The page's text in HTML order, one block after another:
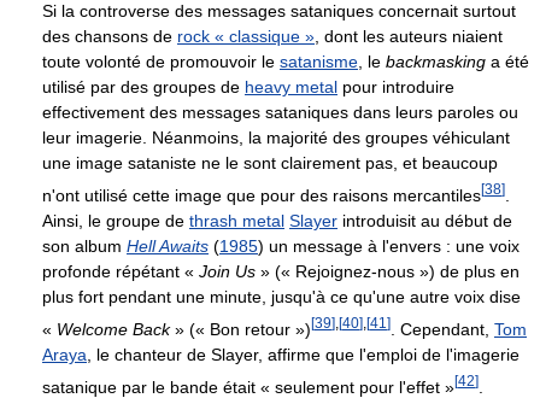
Si la controverse des messages sataniques concernait surtout
des chansons de rock « classique » , dont les auteurs niaient
toute volonté de promouvoir le satanisme , le backmasking a été
utilisé par des groupes de heavy metal pour introduire
effectivement des messages sataniques dans leurs paroles ou
leur imagerie. Néanmoins, la majorité des groupes véhiculant
une image sataniste ne le sont clairement pas, et beaucoup
n'ont utilisé cette image que pour des raisons mercantiles[38]
Ainsi, le groupe de thrash metal Slayer introduisit au début de
son album Hell Awaits (1985) un message à l'envers : une voix
profonde répétant « Join Us » (« Rejoignez-nous ») de plus en
plus fort pendant une minute, jusqu'à ce qu'une autre voix dise
« Welcome Back» (« Bon retour »)[39] [40] [41 ] . Cependant, Tom
Araya , le chanteur de Slayer, affirme que l'emploi de l'imagerie
satanique par le bande était « seulement pour l'effet »[42]